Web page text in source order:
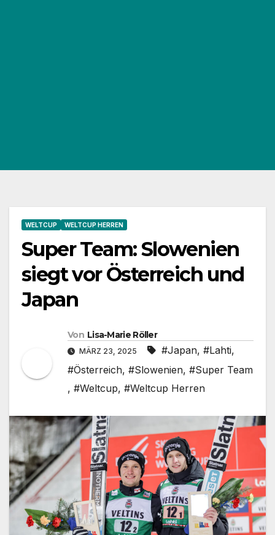
WELTCUP WELTCUP HERREN
Super Team: Slowenien
siegt vor Österreich und
Japan
Von Lisa-Marie Röller
MÄRZ 23, 2025 #Japan, #Lahti,
#Österreich, #Slowenien, #Super Team
, #Weltcup, #Weltcup Herren